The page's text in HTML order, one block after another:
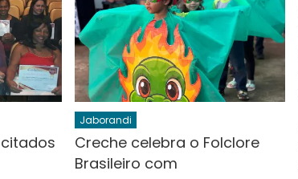
Jaborandi
Creche celebra o Folclore
Brasileiro com